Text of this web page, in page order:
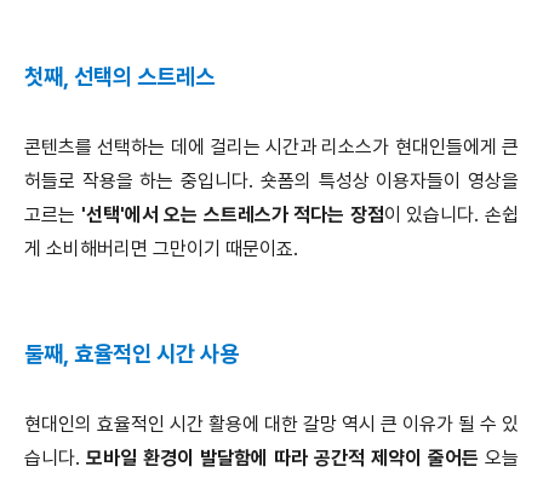
첫째, 선택의 스트레스
콘텐츠를 선택하는 데에 걸리는 시간과 리소스가 현대인들에게 큰
허들로 작용을 하는 중입니다. 숏폼의 특성상 이용자들이 영상을
고르는 '선택'에서 오는 스트레스가 적다는 장점이 있습니다. 손쉽
게 소비해버리면 그만이기 때문이죠.
둘째, 효율적인 시간 사용
현대인의 효율적인 시간 활용에 대한 갈망 역시 큰 이유가 될 수 있
습니다. 모바일 환경이 발달함에 따라 공간적 제약이 줄어든 오늘